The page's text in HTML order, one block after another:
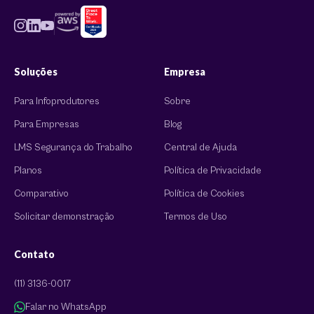
Soluções
Para Infoprodutores
Para Empresas
LMS Segurança do Trabalho
Planos
Comparativo
Solicitar demonstração
Empresa
Sobre
Blog
Central de Ajuda
Política de Privacidade
Política de Cookies
Termos de Uso
Contato
(11) 3136-0017
Falar no WhatsApp